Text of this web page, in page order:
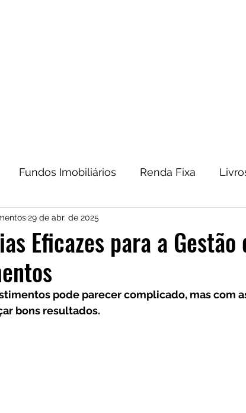
Fundos Imobiliários Renda Fixa
Metais Preciosos
Frases
Eficazes para a Gestão
29 de abr. de 2025
pode parecer complicado, mas com
bons resultados.